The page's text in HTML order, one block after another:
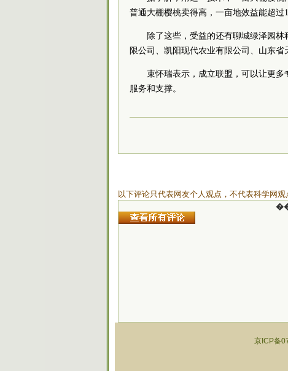
普通大棚樱桃卖得高，一亩地效益能超过
除了这些，受益的还有聊城绿泽园
限公司、凯阳现代农业有限公司、山东省
束怀瑞表示，成立联盟，可以让更
服务和支撑。
以下评论只代表网友个人观点，不代表科学网观
京ICP备